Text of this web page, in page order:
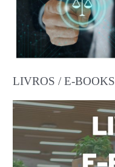
LIVROS / E-BOOKS